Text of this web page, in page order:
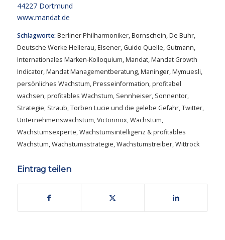
44227 Dortmund
www.mandat.de
Schlagworte: Berliner Philharmoniker,Bornschein,De Buhr,
Deutsche Werke Hellerau,Elsener, Guido Quelle, Gutmann,
Internationales Marken-Kolloquium,Mandat,Mandat Growth
Indicator,Mandat Managementberatung,Maninger,Mymuesli,
persönliches Wachstum,Presseinformation,profitabel
wachsen,profitables Wachstum, Sennheiser, Sonnentor,
Strategie, Straub,Torben Lucie und die gelebe Gefahr,Twitter,
Unternehmenswachstum,Victorinox,Wachstum,
Wachstumsexperte,Wachstumsintelligenz & profitables
Wachstum,Wachstumsstrategie,Wachstumstreiber,Wittrock
Eintrag teilen